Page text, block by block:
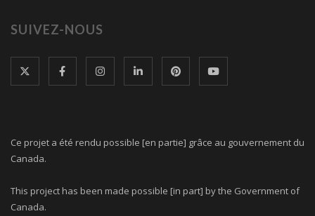
SUIVEZ-NOUS
Ce projet a été rendu possible [en partie] grâce au gouvernement du
Canada.
This project has been made possible [in part] by the Government of
Canada.